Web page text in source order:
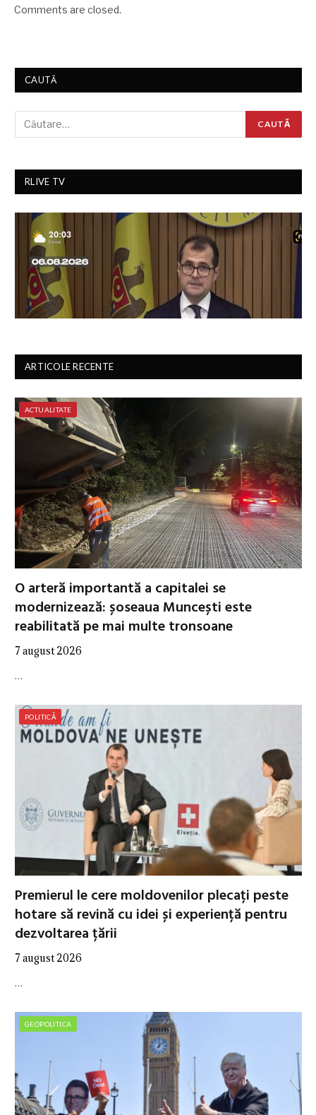
Comments are closed.
CAUTĂ
RLIVE TV
ARTICOLE RECENTE
ACTUALITATE
O arteră importantă a capitalei se
modernizează: șoseaua Muncești este
reabilitată pe mai multe tronsoane
7 august 2026
…
POLITICĂ
Premierul le cere moldovenilor plecați peste
hotare să revină cu idei și experiență pentru
dezvoltarea țării
7 august 2026
…
GEOPOLITICA